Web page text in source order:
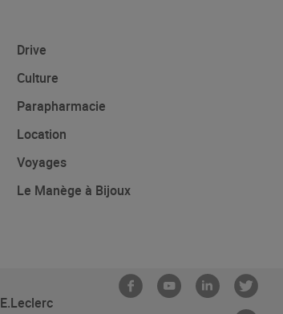
Drive
Culture
Parapharmacie
Location
Voyages
Le Manège à Bijoux
E.Leclerc